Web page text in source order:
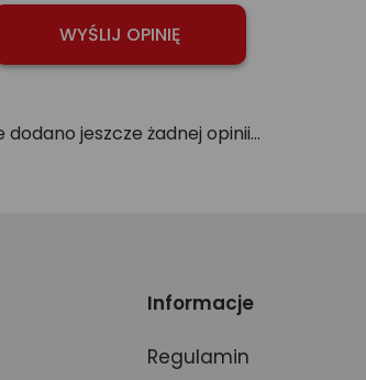
dodano jeszcze żadnej opinii...
Informacje
Regulamin